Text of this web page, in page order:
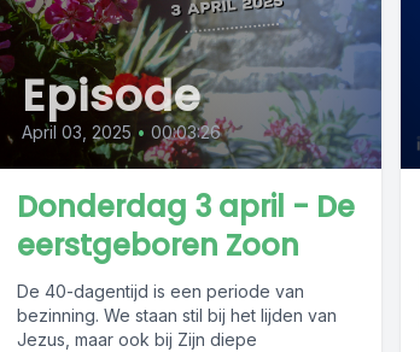
Episode
April 03, 2025 • 00:03:26
Donderdag 3 april - De
eerstgeboren Zoon
De 40-dagentijd is een periode van
bezinning. We staan stil bij het lijden van
Jezus, maar ook bij Zijn diepe